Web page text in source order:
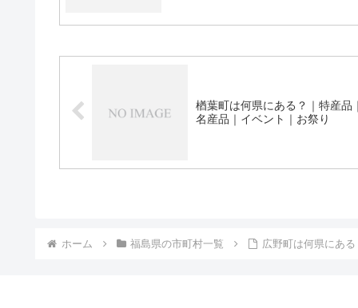
楢葉町は何県にある？｜特産品｜
名産品｜イベント｜お祭り
ホーム 福島県の市町村一覧 広野町は何県にあ